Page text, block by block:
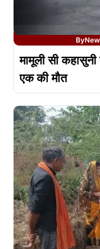
By
मामूली सी
एक की मौत